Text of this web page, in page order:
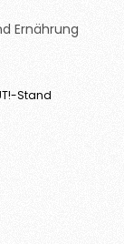
Ernährung
Stand